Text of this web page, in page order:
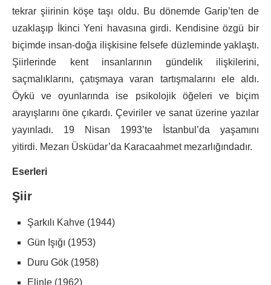
tekrar şiirinin köşe taşı oldu. Bu dönemde Garip’ten de
uzaklaşıp İkinci Yeni havasına girdi. Kendisine özgü bir
biçimde insan-doğa ilişkisine felsefe düzleminde yaklaştı.
Şiirlerinde kent insanlarının gündelik ilişkilerini,
saçmalıklarını, çatışmaya varan tartışmalarını ele aldı.
Öykü ve oyunlarında ise psikolojik öğeleri ve biçim
arayışlarını öne çıkardı. Çeviriler ve sanat üzerine yazılar
yayınladı. 19 Nisan 1993’te İstanbul’da yaşamını
yitirdi. Mezarı Üsküdar’da Karacaahmet mezarlığındadır.
Eserleri
Şiir
Şarkılı Kahve (1944)
Gün Işığı (1953)
Duru Gök (1958)
Elinle (1962)